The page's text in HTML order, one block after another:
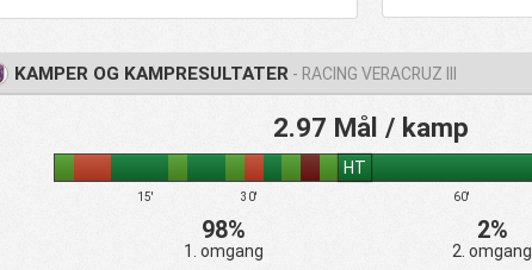
KAMPER OG KAMPRESULTATER - RACING VERACRUZ III
2.97 Mål / kamp
15' 30'
HT
60'
98%
1. omgang
2%
2. omgang